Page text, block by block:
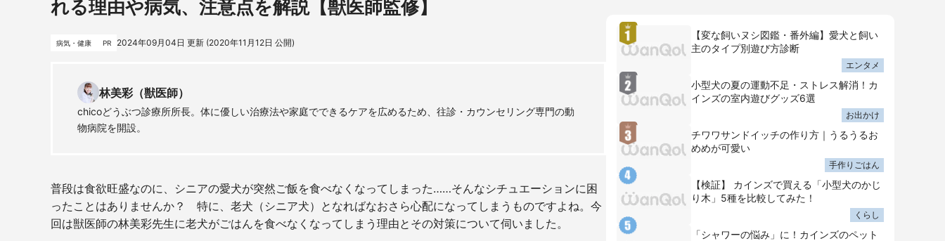
れる理由や病気、注意点を解説【獣医師監修】
病気・健康 PR 2024年09月04日 更新 (2020年11月12日 公開)
林美彩（獣医師）
chicoどうぶつ診療所所長。体に優しい治療法や家庭でできるケアを広めるため、往診・カウンセリング専門の動
物病院を開設。
普段は食欲旺盛なのに、シニアの愛犬が突然ご飯を食べなくなってしまった……そんなシチュエーションに困
ったことはありませんか？ 特に、老犬（シニア犬）となればなおさら心配になってしまうものですよね。今
回は獣医師の林美彩先生に老犬がごはんを食べなくなってしまう理由とその対策について伺いました。
【変な飼いヌシ図鑑・番外編】愛犬と飼い
主のタイプ別遊び方診断
エンタメ
小型犬の夏の運動不足・ストレス解消！カ
インズの室内遊びグッズ6選
お出かけ
チワワサンドイッチの作り方｜うるうるお
めめが可愛い
手作りごはん
【検証】 カインズで買える「小型犬のかじ
り木」5種を比較してみた！
くらし
「シャワーの悩み」に！カインズのペット